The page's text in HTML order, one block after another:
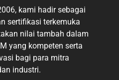
kami hadir sebagai
sertifikasi terkemuka
nilai tambah dalam
yang kompeten serta
bagi para mitra
industri.